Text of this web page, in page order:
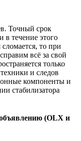
Точный срок
в течение этого
то при
всё за свой
только
и следов
компоненты и
стабилизатора
(OLX и